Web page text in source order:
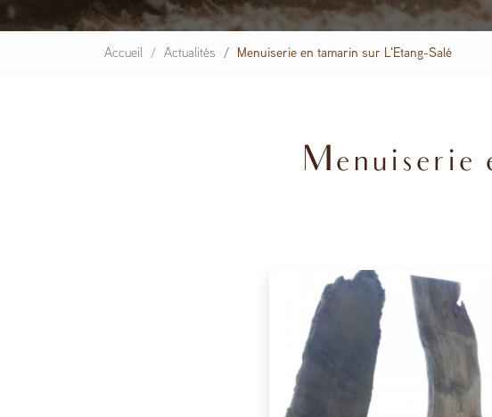
Accueil Actualités Menuiserie en tamarin sur L'Etang-Salé
Menuiserie